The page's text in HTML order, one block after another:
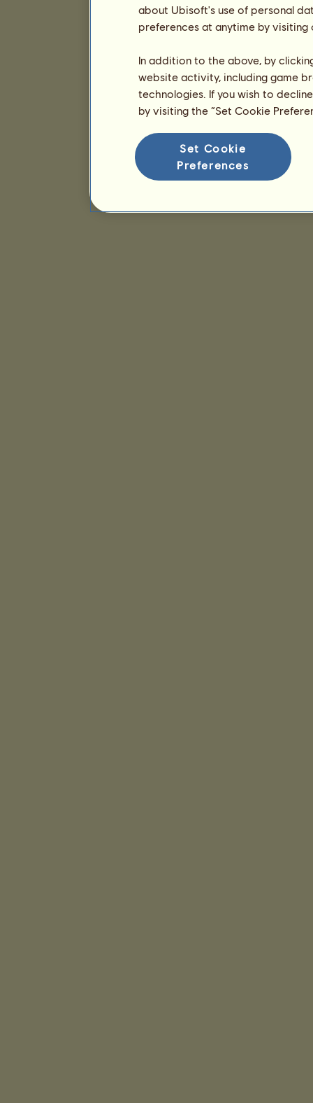
about Ubisoft's use of personal
preferences at anytime by
In addition to the above, by
website activity, including game
technologies. If you wish to
by visiting the “Set Cookie
Set Cookie
Preferences